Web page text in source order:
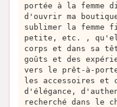
portée à la femme
d'ouvrir ma
sublimer la femme
petite, etc. ,
corps et dans sa
goûts et des
vers le prêt-à-
les accessoires et
d'élégance,
recherché dans le